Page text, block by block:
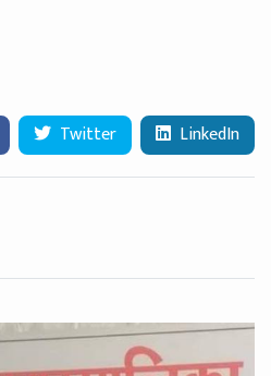
Twitter LinkedIn